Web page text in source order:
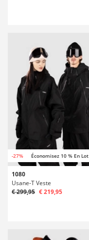
-27% Économisez 10 % En Lot
1080
Usane-T Veste
€ 299,95 € 219,95